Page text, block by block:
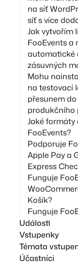
na síť
síť s více
Jak vytvořím
FooEvents a
automatické
zásuvných
Mohu
na testovací
přesunem
produkčního
Jaké
FooEvents?
Podporuje
Apple Pay a
Express
Funguje
Košík?
Funguje
Události
Vstupenky
Témata
Účastníci